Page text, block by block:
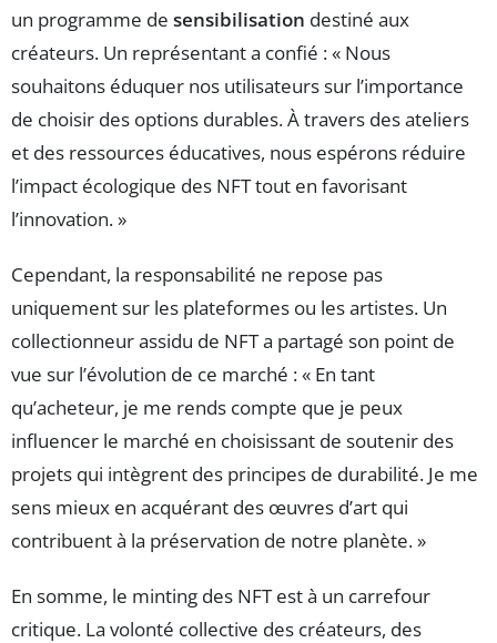
un programme de sensibilisation destiné aux
créateurs. Un représentant a confié : « Nous
souhaitons éduquer nos utilisateurs sur l’importance
de choisir des options durables. À travers des ateliers
et des ressources éducatives, nous espérons réduire
l’impact écologique des NFT tout en favorisant
l’innovation. »
Cependant, la responsabilité ne repose pas
uniquement sur les plateformes ou les artistes. Un
collectionneur assidu de NFT a partagé son point de
vue sur l’évolution de ce marché : « En tant
qu’acheteur, je me rends compte que je peux
influencer le marché en choisissant de soutenir des
projets qui intègrent des principes de durabilité. Je me
sens mieux en acquérant des œuvres d’art qui
contribuent à la préservation de notre planète. »
En somme, le minting des NFT est à un carrefour
critique. La volonté collective des créateurs, des